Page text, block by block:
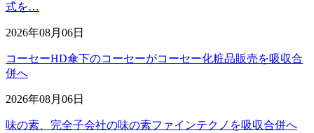
式を…
2026年08月06日
コーセーHD傘下のコーセーがコーセー化粧品販売を吸収合
併へ
2026年08月06日
味の素、完全子会社の味の素ファインテクノを吸収合併へ